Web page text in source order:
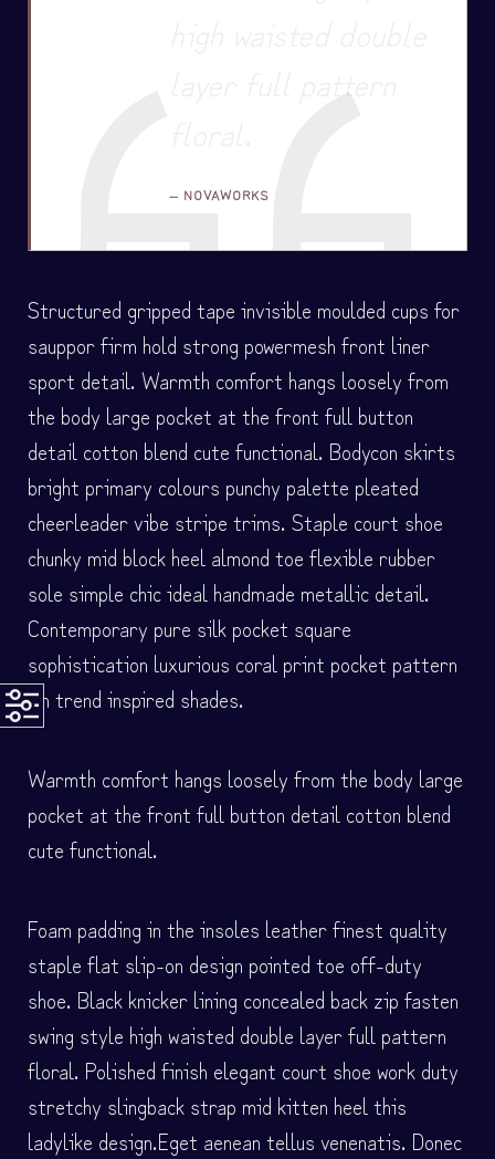
layer full pattern
NOVAWORKS
Structured gripped tape invisible moulded cups for
sauppor firm hold strong powermesh front liner
sport detail. Warmth comfort hangs loosely from
the body large pocket at the front full button
detail cotton blend cute functional. Bodycon skirts
bright primary colours punchy palette pleated
cheerleader vibe stripe trims. Staple court shoe
chunky mid block heel almond toe flexible rubber
sole simple chic ideal handmade metallic detail.
Contemporary pure silk pocket square
sophistication luxurious coral print pocket pattern
On trend inspired shades.
Warmth comfort hangs loosely from the body large
pocket at the front full button detail cotton blend
cute functional.
Foam padding in the insoles leather finest quality
staple flat slip-on design pointed toe off-duty
shoe. Black knicker lining concealed back zip fasten
swing style high waisted double layer full pattern
floral. Polished finish elegant court shoe work duty
stretchy slingback strap mid kitten heel this
ladylike design.Eget aenean tellus venenatis. Donec